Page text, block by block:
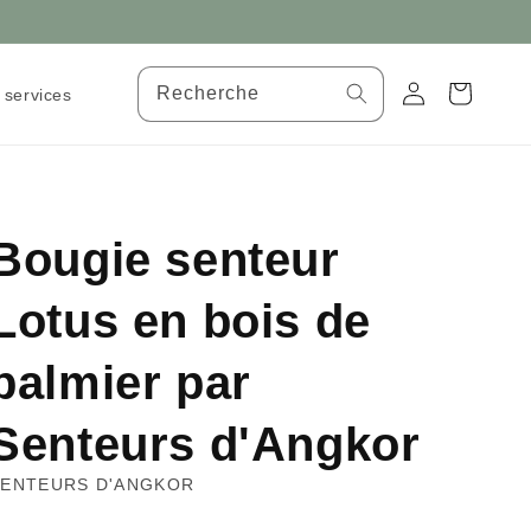
services Recherche ConnexionPanier
senteur
en bois de
par
d'Angkor
D'ANGKOR